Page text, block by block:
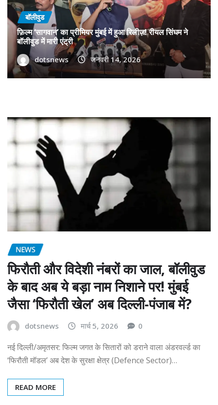
बॉलीवुड
फ़िल्म ‘सागवान’ का प्रीमियर मुंबई में हुआ रिलीज़! रीयल सिंघम ने
बॉलीवुड में मारी एंट्री
dotsnews जनवरी 14, 2026
NEWS
फिरौती और विदेशी नंबरों का जाल, बॉलीवुड
के बाद अब ये बड़ा नाम निशाने पर! मुंबई
जैसा ‘फिरौती खेल’ अब दिल्ली-पंजाब में?
dotsnews मार्च 5, 2026 0
नई दिल्ली/अमृतसर: फिल्म जगत के सितारों को डराने वाला अंडरवर्ल्ड का
‘फिरौती मॉडल’ अब देश के सुरक्षा क्षेत्र (Defence Sector)…
READ MORE